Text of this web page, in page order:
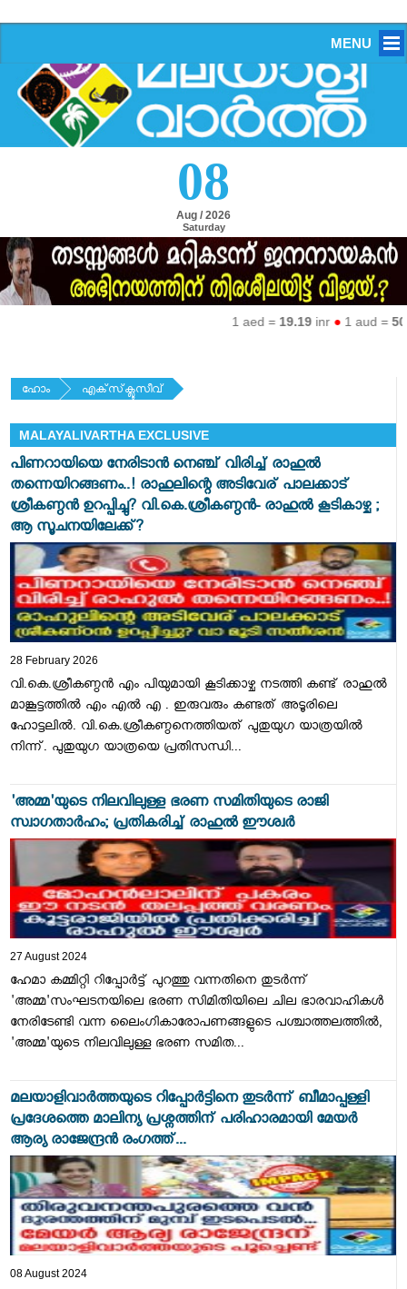
MENU
08
Aug / 2026
Saturday
1 aed =19.19inr●1 aud =50.27
ഹോം എക്‌സ്‌ക്ലൂസീവ്
MALAYALIVARTHA EXCLUSIVE
പിണറായിയെ നേരിടാൻ നെഞ്ച് വിരിച്ച് രാഹുൽ
തന്നെയിറങ്ങണം..! രാഹുലിന്റെ അടിവേര് പാലക്കാട്
ശ്രീകണ്ഠൻ ഉറപ്പിച്ചു? വി.കെ.ശ്രീകണ്ഠൻ- രാഹുൽ കൂടികാഴ്ച ;
ആ സൂചനയിലേക്ക്?
28 February 2026
വി.കെ.ശ്രീകണ്ഠൻ എം പിയുമായി കൂടിക്കാഴ്ച നടത്തി കണ്ട് രാഹുല്‍
മാങ്കൂട്ടത്തില്‍ എം എൽ എ . ഇരുവരും കണ്ടത് അടൂരിലെ
ഹോട്ടലില്‍. വി.കെ.ശ്രീകണ്ഠനെത്തിയത് പുതുയുഗ യാത്രയില്‍
നിന്ന്. പുതുയുഗ യാത്രയെ പ്രതിസന്ധി...
'അമ്മ'യുടെ നിലവിലുള്ള ഭരണ സമിതിയുടെ രാജി
സ്വാഗതാർഹം; പ്രതികരിച്ച് രാഹുൽ ഈശ്വർ
27 August 2024
ഹേമാ കമ്മിറ്റി റിപ്പോർട്ട് പുറത്തു വന്നതിനെ തുടർന്ന്
'അമ്മ'സംഘടനയിലെ ഭരണ സിമിതിയിലെ ചില ഭാരവാഹികൾ
നേരിടേണ്ടി വന്ന ലൈംഗികാരോപണങ്ങളുടെ പശ്ചാത്തലത്തിൽ,
'അമ്മ'യുടെ നിലവിലുള്ള ഭരണ സമിത...
മലയാളിവാർത്തയുടെ റിപ്പോർട്ടിനെ തുടർന്ന് ബീമാപ്പള്ളി
പ്രദേശത്തെ മാലിന്യ പ്രശ്നത്തിന് പരിഹാരമായി മേയർ
ആര്യ രാജേന്ദ്രൻ രംഗത്ത്...
08 August 2024